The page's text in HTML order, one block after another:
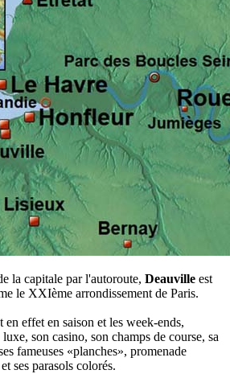
la capitale par l'autoroute, Deauville est
le XXIème arrondissement de Paris.
en effet en saison et les week-ends,
son casino, son champs de course, sa
fameuses «planches», promenade
ses parasols colorés.